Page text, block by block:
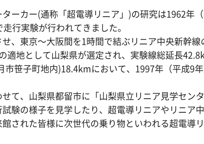
ーカー(通称「超電導リニア」)の研究は1962年
行実験が行われてきました。
、東京～大阪間を1時間で結ぶリニア中央新幹
適地として山梨県が選定され、実験線総延長
市笹子町地内)18.4kmにおいて、1997年（平成9
て、山梨県都留市に「山梨県立リニア見学セン
験の様子を見学したり、超電導リニアやリニア
された皆様に次世代の乗り物といわれる超電導